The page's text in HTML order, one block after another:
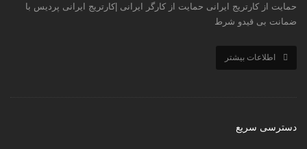
حمایت از کارتریج ایرانی حمایت از کارگر ایرانی |کارتریج ایرانی پردیس با
ضمانت بی قیدو شرط
اطلاعات بیشتر
دسترسی سریع